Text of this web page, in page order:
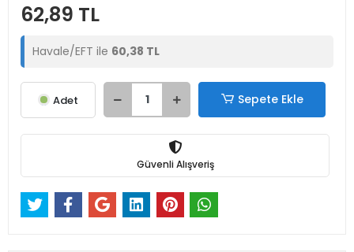
62,89 TL
Havale/EFT ile 60,38 TL
Adet Sepete Ekle
Güvenli Alışveriş